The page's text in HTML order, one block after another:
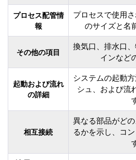
プロセス配管情
報
プロセスで使用
のサイズと名
その他の項目
換気口、排水口
インなど
起動および流れ
の詳細
システムの起動
シュ、および流
相互接続
異なる部品がど
るかを示し、コ